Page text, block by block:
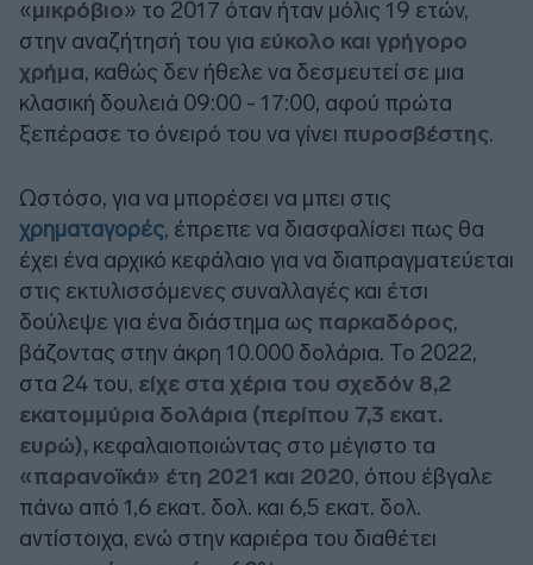
«μικρόβιο» το 2017 όταν ήταν μόλις 19 ετών,
στην αναζήτησή του για εύκολο και γρήγορο
χρήμα, καθώς δεν ήθελε να δεσμευτεί σε μια
κλασική δουλειά 09:00 - 17:00, αφού πρώτα
ξεπέρασε το όνειρό του να γίνει πυροσβέστης.
Ωστόσο, για να μπορέσει να μπει στις
χρηματαγορές, έπρεπε να διασφαλίσει πως θα
έχει ένα αρχικό κεφάλαιο για να διαπραγματεύεται
στις εκτυλισσόμενες συναλλαγές και έτσι
δούλεψε για ένα διάστημα ως παρκαδόρος,
βάζοντας στην άκρη 10.000 δολάρια. Το 2022,
στα 24 του, είχε στα χέρια του σχεδόν 8,2
εκατομμύρια δολάρια (περίπου 7,3 εκατ.
ευρώ), κεφαλαιοποιώντας στο μέγιστο τα
«παρανοϊκά» έτη 2021 και 2020, όπου έβγαλε
πάνω από 1,6 εκατ. δολ. και 6,5 εκατ. δολ.
αντίστοιχα, ενώ στην καριέρα του διαθέτει